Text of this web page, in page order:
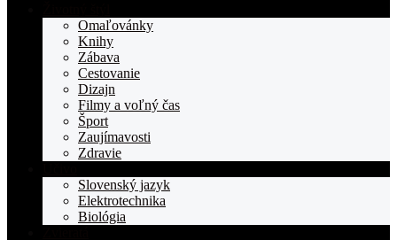
TOPden.skOmaľovánky
Knihy
Zábava
Cestovanie
Dizajn
Filmy a voľný čas
Šport
Zaujímavosti
Zdravie
Slovenský jazyk
Elektrotechnika
Biológia